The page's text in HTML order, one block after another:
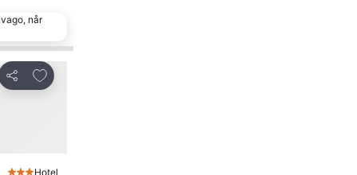
når
Del
Føj til favoritter
Hotel